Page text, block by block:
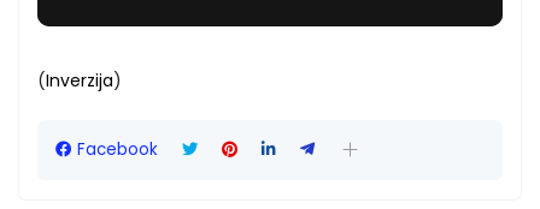
(Inverzija)
Facebook